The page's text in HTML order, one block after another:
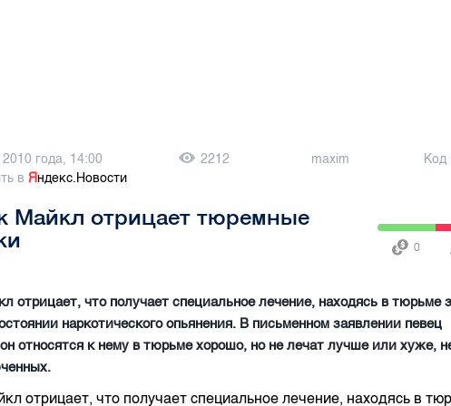
года, 14:00 2212 maxim
Код
вЯндекс.Новости
отрицает тюремные
0
отрицает, что получает специальное лечение, находясь в тюрьме
наркотического опьянения. В письменном заявлении певец
относятся к нему в тюрьме хорошо, но не лечат лучше или хуже,
отрицает, что получает специальное лечение, находясь в